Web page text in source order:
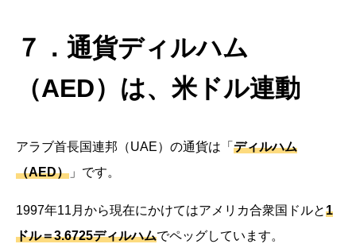
７．通貨ディルハム
（AED）は、米ドル連動
アラブ首長国連邦（UAE）の通貨は「 ディルハム
（AED） 」です。
1997年11月から現在にかけてはアメリカ合衆国ドルと1
ドル＝3.6725ディルハムでペッグしています。